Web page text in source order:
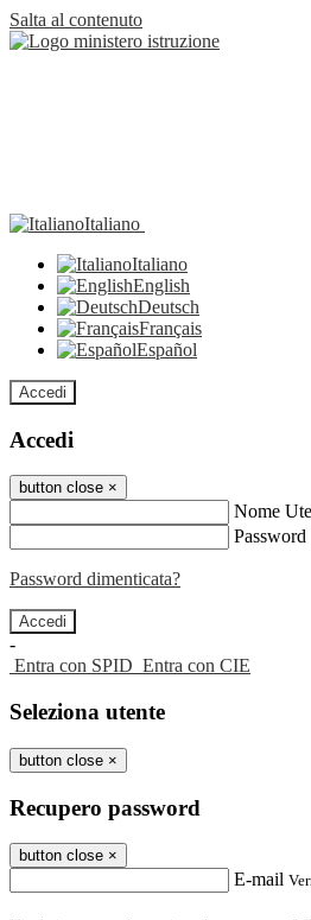
Salta al contenuto
Italiano
Italiano
English
Deutsch
Français
Español
Accedi
Accedi
button close ×
Nome
Password
Password dimenticata?
-
Entra con SPID Entra con CIE
Seleziona utente
button close ×
Recupero password
button close ×
E-mail